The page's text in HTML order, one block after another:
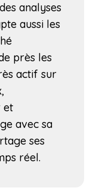
analyses
aussi les
près les
actif sur
et
avec sa
ses
réel.